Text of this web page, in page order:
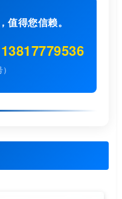
值得您信赖。
13817779536